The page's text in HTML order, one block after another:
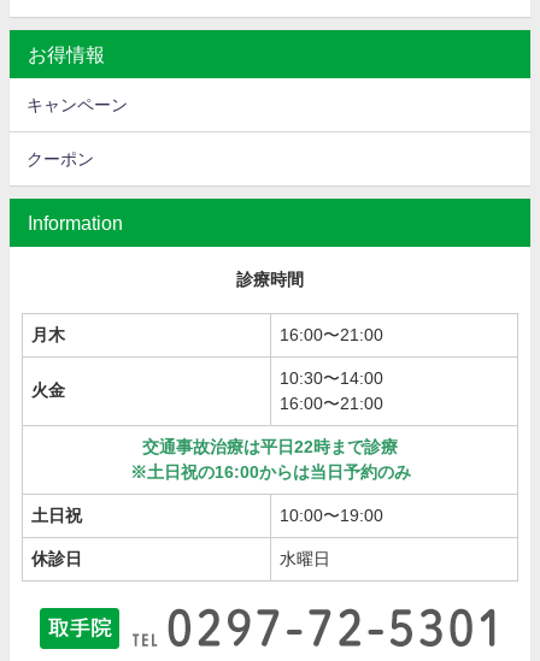
お得情報
キャンペーン
クーポン
Information
診療時間
月木 16:00〜21:00
火金
10:30〜14:00
16:00〜21:00
交通事故治療は平日22時まで診療
※土日祝の16:00からは当日予約のみ
土日祝 10:00〜19:00
休診日 水曜日